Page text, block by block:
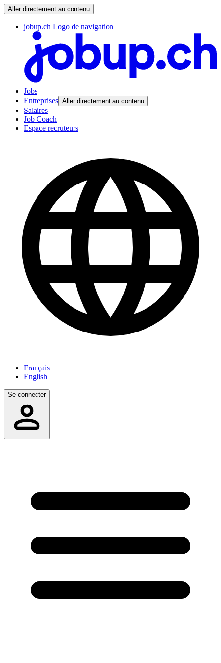
Aller directement au contenu
jobup.ch Logo de navigation
Jobs
Entreprises Aller directement au contenu
Salaires
Job Coach
Espace recruteurs
Français
English
Se connecter